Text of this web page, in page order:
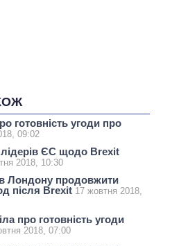
готовність угоди про
09:02
лідерів ЄС щодо Brexit
2018, 10:30
Лондону продовжити
після Brexit 17 жовтня 2018,
про готовність угоди
2018, 07:00